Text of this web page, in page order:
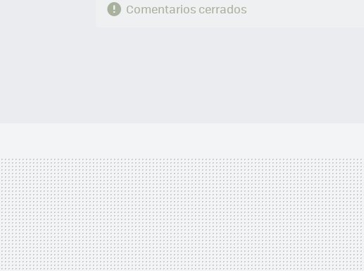
Comentarios cerrados